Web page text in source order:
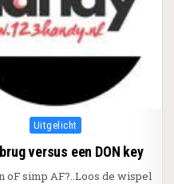
Posted in
Uitgelicht
versus een DON key
oF simp AF?..Loos de wispel